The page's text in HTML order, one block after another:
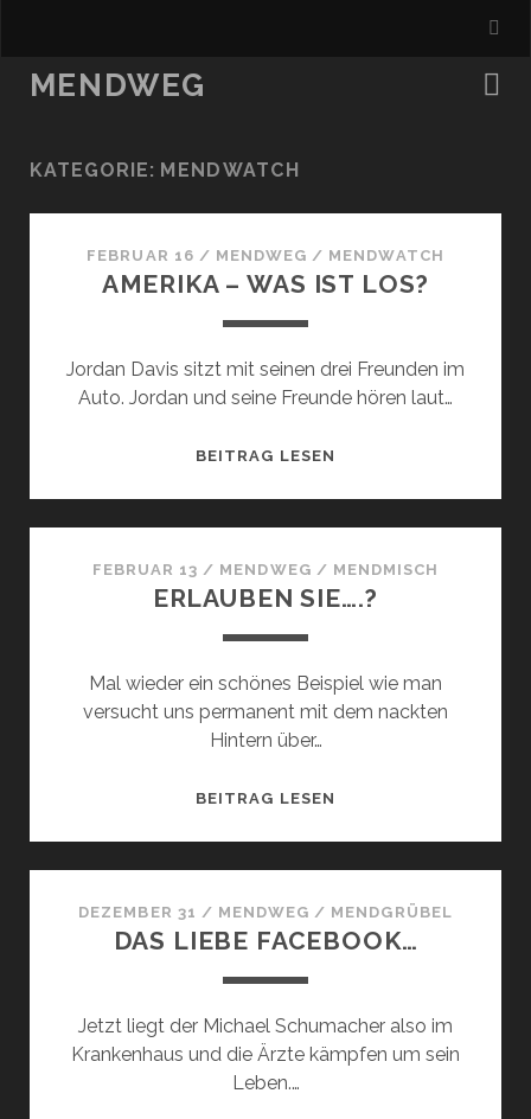
MENDWEG
KATEGORIE: MENDWATCH
FEBRUAR 16 / MENDWEG / MENDWATCH
AMERIKA – WAS IST LOS?
Jordan Davis sitzt mit seinen drei Freunden im
Auto. Jordan und seine Freunde hören laut…
BEITRAG LESEN
LOS?
FEBRUAR 13 / MENDWEG / MENDMISCH
ERLAUBEN SIE….?
Mal wieder ein schönes Beispiel wie man
versucht uns permanent mit dem nackten
Hintern über…
BEITRAG LESEN
DEZEMBER 31 / MENDWEG / MENDGRÜBEL
DAS LIEBE FACEBOOK…
Jetzt liegt der Michael Schumacher also im
Krankenhaus und die Ärzte kämpfen um sein
Leben.…